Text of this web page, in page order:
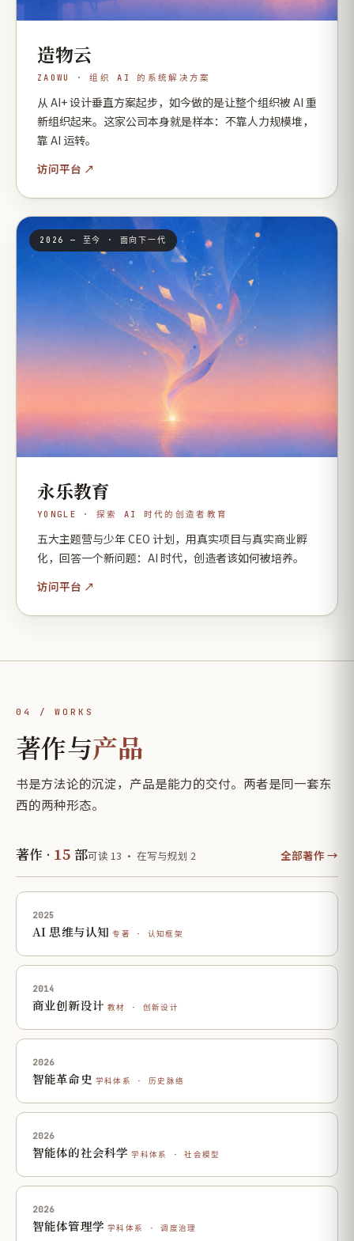
造物云
ZAOWU · 组织 AI 的系统解决方案
从 AI+ 设计垂直方案起步，如今做的是让整个组织被 AI 重
新组织起来。这家公司本身就是样本：不靠人力规模堆，
靠 AI 运转。
访问平台 ↗
2026 — 至今 · 面向下一代
永乐教育
YONGLE · 探索 AI 时代的创造者教育
五大主题营与少年 CEO 计划，用真实项目与真实商业孵
化，回答一个新问题：AI 时代，创造者该如何被培养。
访问平台 ↗
04 / WORKS
著作与产品
书是方法论的沉淀，产品是能力的交付。两者是同一套东
西的两种形态。
著作 · 15 部可读 13 · 在写与规划 2 全部著作 →
2025
AI 思维与认知 专著 · 认知框架
2014
商业创新设计 教材 · 创新设计
2026
智能革命史 学科体系 · 历史脉络
2026
智能体的社会科学 学科体系 · 社会模型
2026
智能体管理学 学科体系 · 调度治理